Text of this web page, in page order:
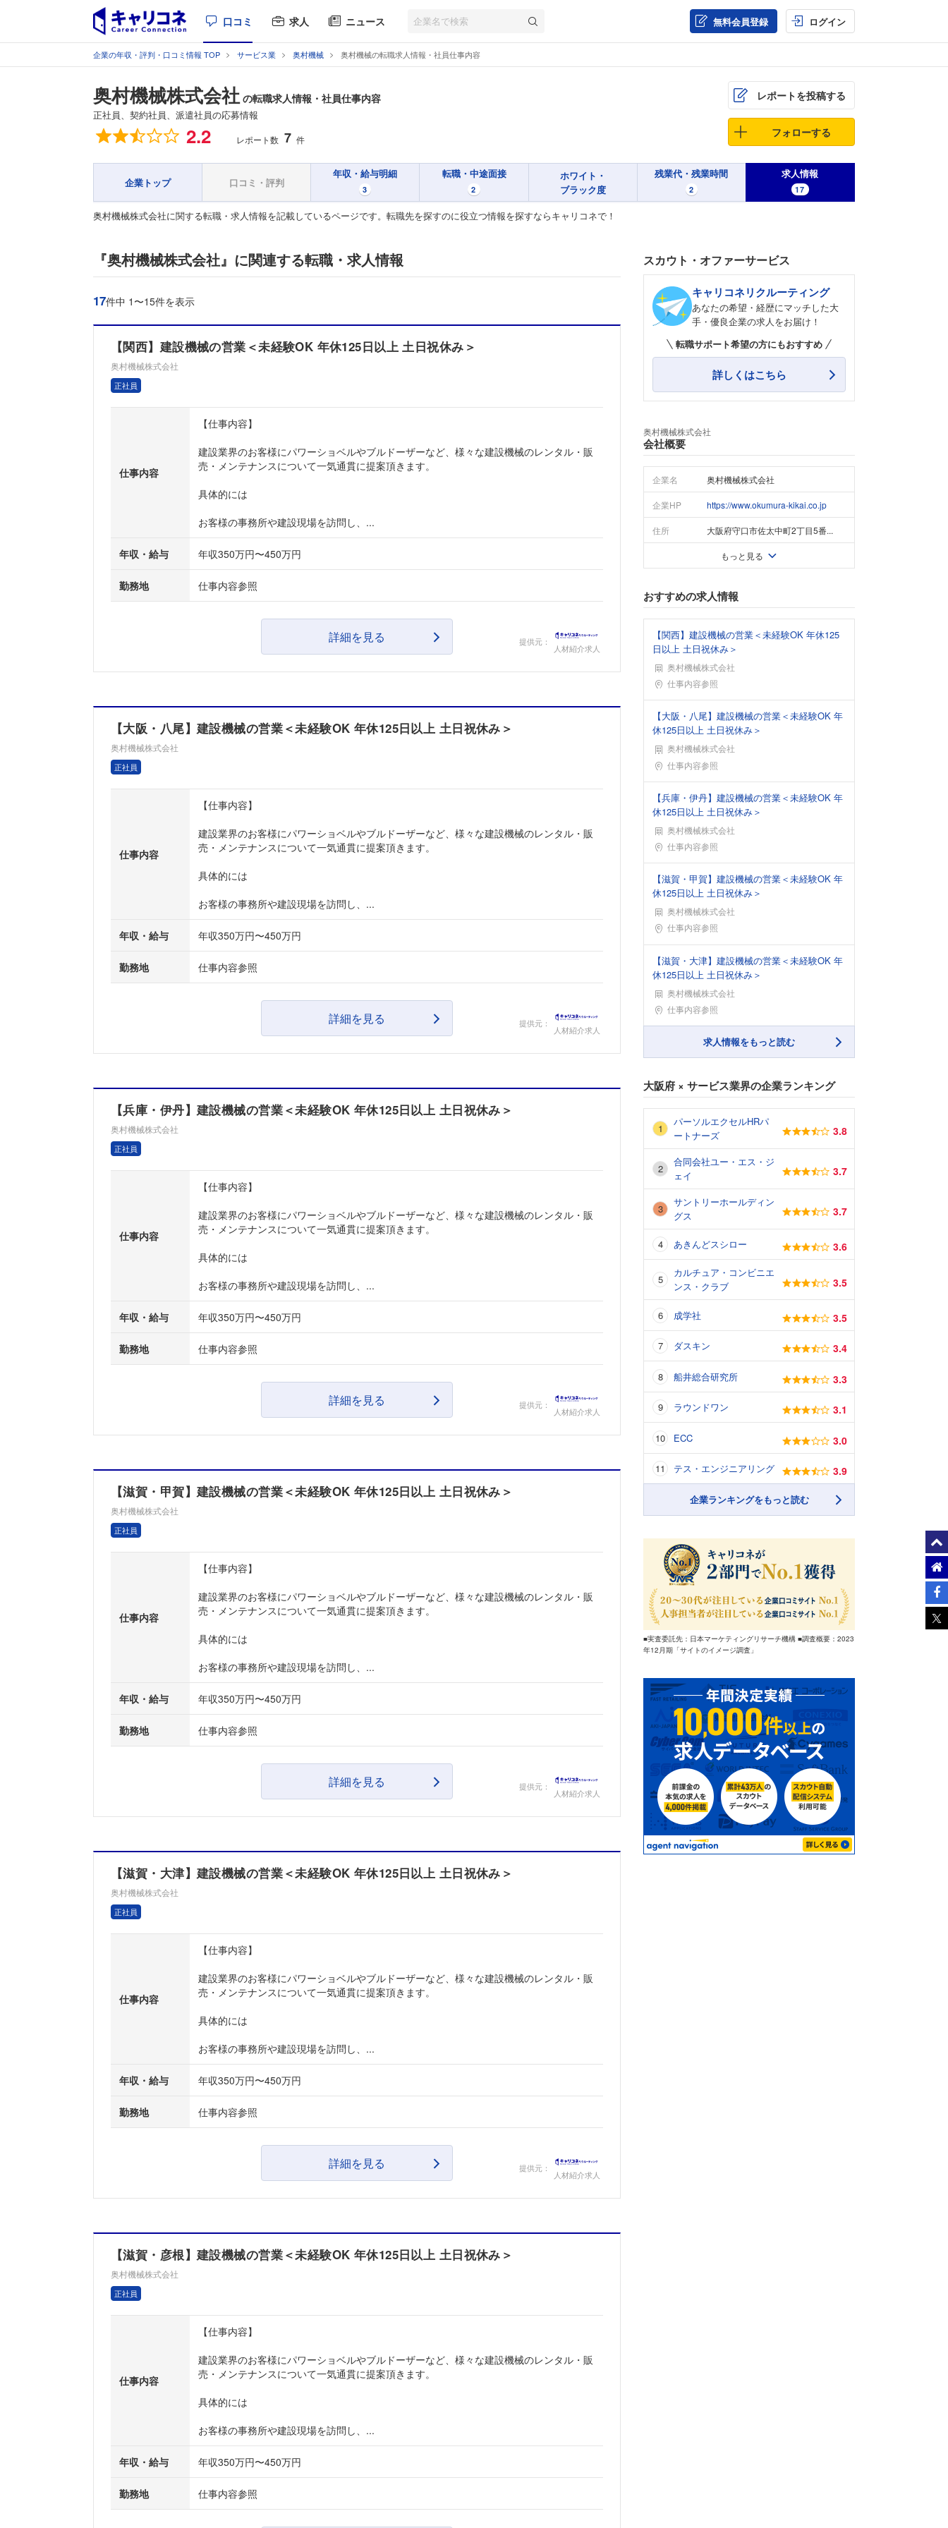
口コミ 求人 ニュース 無料会員登録 ログイン
企業の年収・評判・口コミ情報 TOP サービス業 奥村機械 奥村機械の転職求人情報・社員仕事内容
奥村機械株式会社 の転職求人情報・社員仕事内容
正社員、契約社員、派遣社員の応募情報
総合評価 2.2 レポート数 7 件
レポートを投稿する
フォローする
企業トップ 口コミ・評判
年収・給与明細
3
転職・中途面接
2
ホワイト・
ブラック度
残業代・残業時間
2
求人情報
17
奥村機械株式会社に関する転職・求人情報を記載しているページです。転職先を探すのに役立つ情報を探すならキャリコネで！
こちらの企業もフォローしませんか？
『奥村機械株式会社』に関連する転職・求人情報
17件中 1〜15件を表示
【関西】建設機械の営業＜未経験OK 年休125日以上 土日祝休み＞
奥村機械株式会社
正社員
仕事内容
【仕事内容】
建設業界のお客様にパワーショベルやブルドーザーなど、様々な建設機械のレンタル・販
売・メンテナンスについて一気通貫に提案頂きます。
具体的には
お客様の事務所や建設現場を訪問し、...
年収・給与 年収350万円〜450万円
勤務地 仕事内容参照
詳細を見る 提供元：
人材紹介求人
【大阪・八尾】建設機械の営業＜未経験OK 年休125日以上 土日祝休み＞
奥村機械株式会社
正社員
仕事内容
【仕事内容】
建設業界のお客様にパワーショベルやブルドーザーなど、様々な建設機械のレンタル・販
売・メンテナンスについて一気通貫に提案頂きます。
具体的には
お客様の事務所や建設現場を訪問し、...
年収・給与 年収350万円〜450万円
勤務地 仕事内容参照
詳細を見る 提供元：
人材紹介求人
【兵庫・伊丹】建設機械の営業＜未経験OK 年休125日以上 土日祝休み＞
奥村機械株式会社
正社員
仕事内容
【仕事内容】
建設業界のお客様にパワーショベルやブルドーザーなど、様々な建設機械のレンタル・販
売・メンテナンスについて一気通貫に提案頂きます。
具体的には
お客様の事務所や建設現場を訪問し、...
年収・給与 年収350万円〜450万円
勤務地 仕事内容参照
詳細を見る 提供元：
人材紹介求人
【滋賀・甲賀】建設機械の営業＜未経験OK 年休125日以上 土日祝休み＞
奥村機械株式会社
正社員
仕事内容
【仕事内容】
建設業界のお客様にパワーショベルやブルドーザーなど、様々な建設機械のレンタル・販
売・メンテナンスについて一気通貫に提案頂きます。
具体的には
お客様の事務所や建設現場を訪問し、...
年収・給与 年収350万円〜450万円
勤務地 仕事内容参照
詳細を見る 提供元：
人材紹介求人
【滋賀・大津】建設機械の営業＜未経験OK 年休125日以上 土日祝休み＞
奥村機械株式会社
正社員
仕事内容
【仕事内容】
建設業界のお客様にパワーショベルやブルドーザーなど、様々な建設機械のレンタル・販
売・メンテナンスについて一気通貫に提案頂きます。
具体的には
お客様の事務所や建設現場を訪問し、...
年収・給与 年収350万円〜450万円
勤務地 仕事内容参照
詳細を見る 提供元：
人材紹介求人
【滋賀・彦根】建設機械の営業＜未経験OK 年休125日以上 土日祝休み＞
奥村機械株式会社
正社員
仕事内容
【仕事内容】
建設業界のお客様にパワーショベルやブルドーザーなど、様々な建設機械のレンタル・販
売・メンテナンスについて一気通貫に提案頂きます。
具体的には
お客様の事務所や建設現場を訪問し、...
年収・給与 年収350万円〜450万円
勤務地 仕事内容参照
スカウト・オファーサービス
キャリコネリクルーティング
あなたの希望・経歴にマッチした大
手・優良企業の求人をお届け！
転職サポート希望の方にもおすすめ
詳しくはこちら
奥村機械株式会社
会社概要
企業名 奥村機械株式会社
企業HP https://www.okumura-kikai.co.jp
住所 大阪府守口市佐太中町2丁目5番...
もっと見る
おすすめの求人情報
【関西】建設機械の営業＜未経験OK 年休125
日以上 土日祝休み＞
奥村機械株式会社
勤務地仕事内容参照
【大阪・八尾】建設機械の営業＜未経験OK 年
休125日以上 土日祝休み＞
奥村機械株式会社
勤務地仕事内容参照
【兵庫・伊丹】建設機械の営業＜未経験OK 年
休125日以上 土日祝休み＞
奥村機械株式会社
勤務地仕事内容参照
【滋賀・甲賀】建設機械の営業＜未経験OK 年
休125日以上 土日祝休み＞
奥村機械株式会社
勤務地仕事内容参照
【滋賀・大津】建設機械の営業＜未経験OK 年
休125日以上 土日祝休み＞
奥村機械株式会社
勤務地仕事内容参照
求人情報をもっと読む
大阪府 × サービス業界の企業ランキング
パーソルエクセルHRパ
ートナーズ
3.8
合同会社ユー・エス・ジ
ェイ
3.7
サントリーホールディン
グス
3.7
あきんどスシロー 3.6
カルチュア・コンビニエ
ンス・クラブ
3.5
成学社 3.5
ダスキン 3.4
船井総合研究所 3.3
ラウンドワン 3.1
ECC 3.0
テス・エンジニアリング 3.9
企業ランキングをもっと読む
■実査委託先：日本マーケティングリサーチ機構 ■調査概要：2023
年12月期「サイトのイメージ調査」